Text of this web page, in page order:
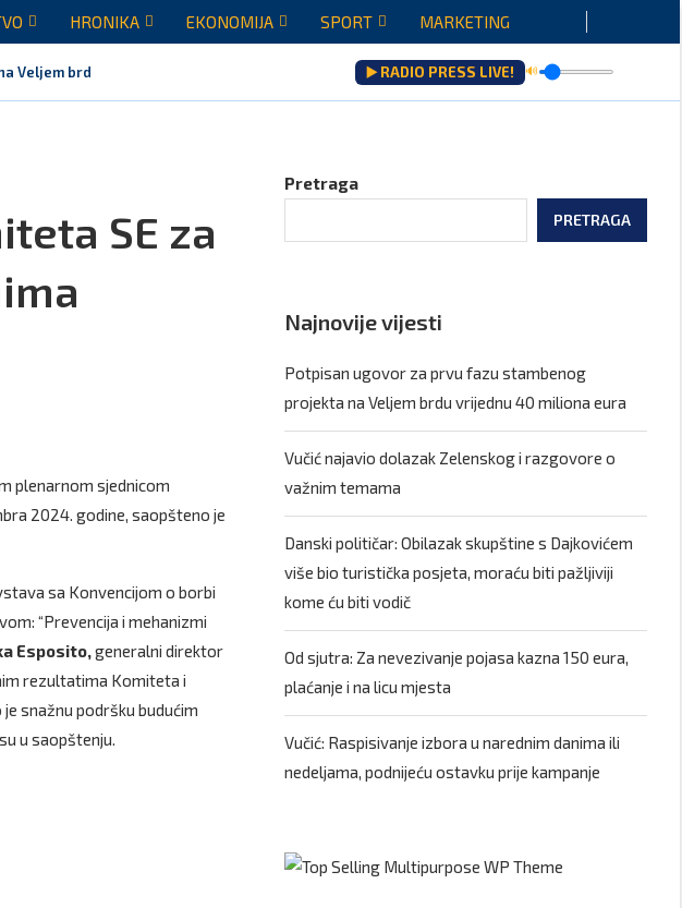
HRONIKA EKONOMIJA SPORT MARKETING
Veljem brdu vrijednu... ▶️ RADIO PRESS LIVE! 🔊
SE za
plenarnom sjednicom
2024. godine, saopšteno je
sa Konvencijom o borbi
“Prevencija i mehanizmi
Esposito,generalni direktor
rezultatima Komiteta i
snažnu podršku budućim
u saopštenju.
Pretraga
PRETRAGA
Najnovije vijesti
Potpisan ugovor za prvu fazu stambenog
projekta na Veljem brdu vrijednu 40 miliona eura
Vučić najavio dolazak Zelenskog i razgovore o
važnim temama
Danski političar: Obilazak skupštine s Dajkovićem
više bio turistička posjeta, moraću biti pažljiviji
kome ću biti vodič
Od sjutra: Za nevezivanje pojasa kazna 150 eura,
plaćanje i na licu mjesta
Vučić: Raspisivanje izbora u narednim danima ili
nedeljama, podnijeću ostavku prije kampanje